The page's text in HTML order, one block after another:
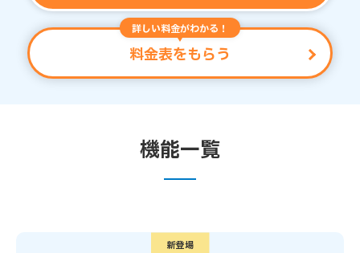
詳しい料金がわかる！
料金表をもらう
機能一覧
新登場